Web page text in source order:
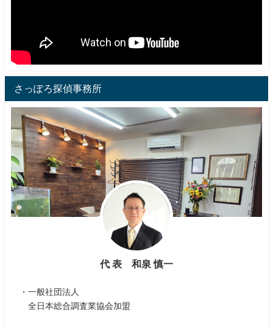
さっぽろ探偵事務所
代 表 和泉 慎一
・一般社団法人
全日本総合調査業協会加盟